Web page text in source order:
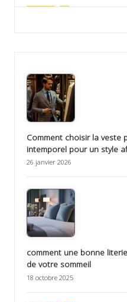
Comment choisir la veste
intemporel pour un style
26 janvier 2026
comment une bonne
de votre sommeil
18 octobre 2025